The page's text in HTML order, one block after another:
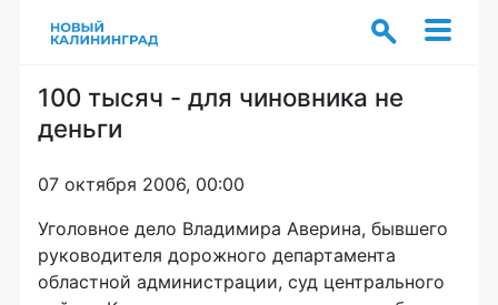
100 тысяч - для чиновника не
деньги
07 октября 2006, 00:00
Уголовное дело Владимира Аверина, бывшего
руководителя дорожного департамента
областной администрации, суд центрального